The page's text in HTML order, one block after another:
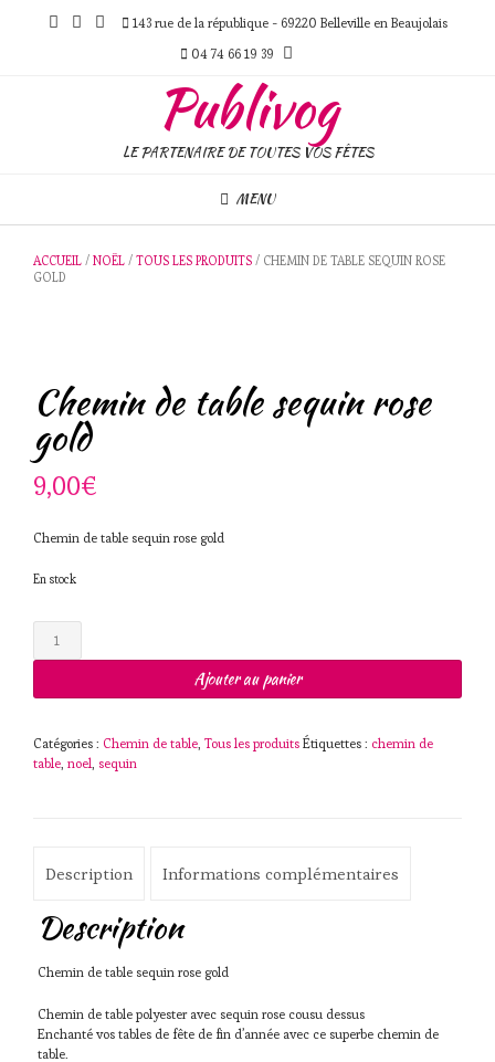
143 rue de la république - 69220 Belleville en Beaujolais
04 74 66 19 39
Publivog
LE PARTENAIRE DE TOUTES VOS FÊTES
MENU
ACCUEIL / NOËL / TOUS LES PRODUITS / CHEMIN DE TABLE SEQUIN ROSE
GOLD
Chemin de table sequin rose
gold
9,00€
Chemin de table sequin rose gold
En stock
rose
gold
Ajouter au panier
Catégories : Chemin de table, Tous les produits Étiquettes : chemin de
table, noel, sequin
Description Informations complémentaires
Description
Chemin de table sequin rose gold
Chemin de table polyester avec sequin rose cousu dessus
Enchanté vos tables de fête de fin d’année avec ce superbe chemin de
table.